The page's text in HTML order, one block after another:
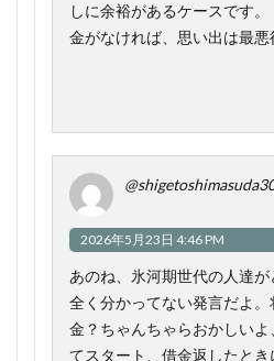
しに余裕があるケースです。
金がなければ、思い出は最悪
2026年5月23日 4:46 PM
あのね、氷河期世代の人達
全く分かってない発言だよ
金？ちゃんちゃらおかしい
てスタート、借金返したと